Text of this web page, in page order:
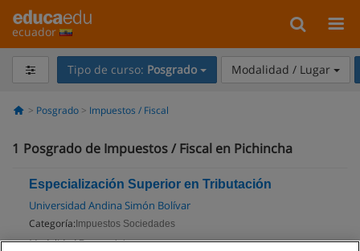
ecuador
Tipo de curso: Posgrado Modalidad / Lugar
Posgrado Impuestos / Fiscal
1 Posgrado de Impuestos / Fiscal en Pichincha
Especialización Superior en Tributación
Universidad Andina Simón Bolívar
Categoría: Impuestos Sociedades
Modalidad:Presencial